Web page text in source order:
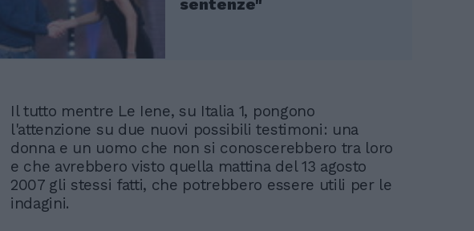
Il tutto mentre Le Iene, su Italia 1, pongono
l'attenzione su due nuovi possibili testimoni: una
donna e un uomo che non si conoscerebbero tra loro
e che avrebbero visto quella mattina del 13 agosto
2007 gli stessi fatti, che potrebbero essere utili per le
indagini.